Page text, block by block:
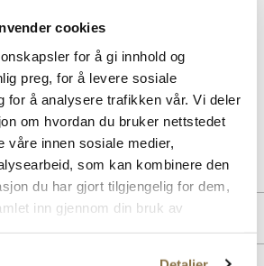
cookies
for å gi innhold og
preg, for å levere sosiale
for å analysere trafikken vår. Vi deler
om hvordan du bruker nettstedet
våre innen sosiale medier,
som kan kombinere den
du har gjort tilgjengelig for dem,
inn gjennom din bruk av
broderier som gir et elegant uttrykk.
reim over vristen, som sikrer god
dagen.